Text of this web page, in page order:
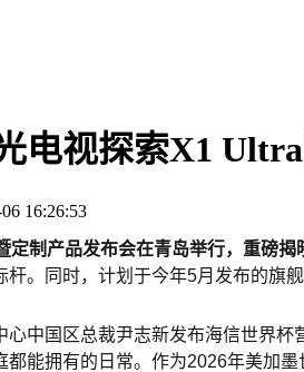
电视探索X1
16:26:53
定制产品发布会在青岛举行，重磅揭
。同时，计划于今年5月发布的旗
心中国区总裁尹志新发布海信世界
能拥有的日常。作为2026年美加